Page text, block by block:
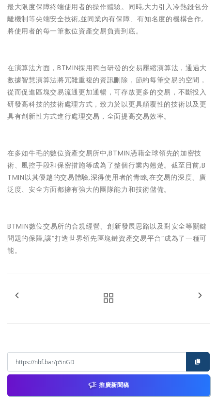
最大限度保障終端使用者的操作體驗。同時,大力引入冷熱錢包分
離機制等尖端安全技術,並同業內有保障、有知名度的機構合作,
將使用者的每一筆數位資產交易負責到底。
在演算法方面，BTMIN採用獨自研發的交易壓縮演算法，通過大
數據智慧演算法將冗雜重複的資訊刪除，節約每筆交易的空間，
從而促進區塊交易流通更加通暢，可存放更多的交易，不斷投入
研發高科技的技術處理方式，致力於以更具顛覆性的技術以及更
具有創新性方式進行處理交易，全面提高交易效率。
在多如牛毛的數位資產交易所中,BTMIN憑藉全球領先的加密技
術、風控手段和保密措施等成為了整個行業內翹楚。截至目前,B
TMIN以其優越的交易體驗,深得使用者的青睞,在交易的深度、廣
泛度、安全方面都擁有強大的團隊能力和技術儲備。
BTMIN數位交易所的合規經營、創新發展思路以及對安全等關鍵
問題的保障,讓“打造世界領先區塊鏈資產交易平台”成為了一種可
能。
推廣新聞稿